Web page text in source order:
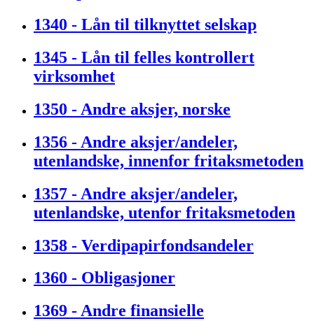
1340 - Lån til tilknyttet selskap
1345 - Lån til felles kontrollert
virksomhet
1350 - Andre aksjer, norske
1356 - Andre aksjer/andeler,
utenlandske, innenfor fritaksmetoden
1357 - Andre aksjer/andeler,
utenlandske, utenfor fritaksmetoden
1358 - Verdipapirfondsandeler
1360 - Obligasjoner
1369 - Andre finansielle